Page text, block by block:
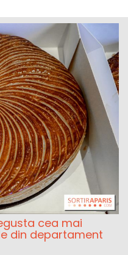
cea mai
din departament